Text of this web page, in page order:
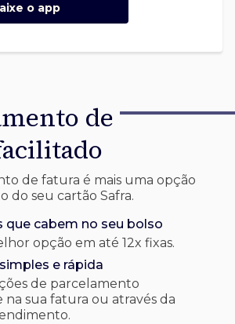
o app
de
de fatura é mais uma opção
do seu cartão Safra.
que cabem no seu bolso
opção em até 12x fixas.
e rápida
de parcelamento
sua fatura ou através da